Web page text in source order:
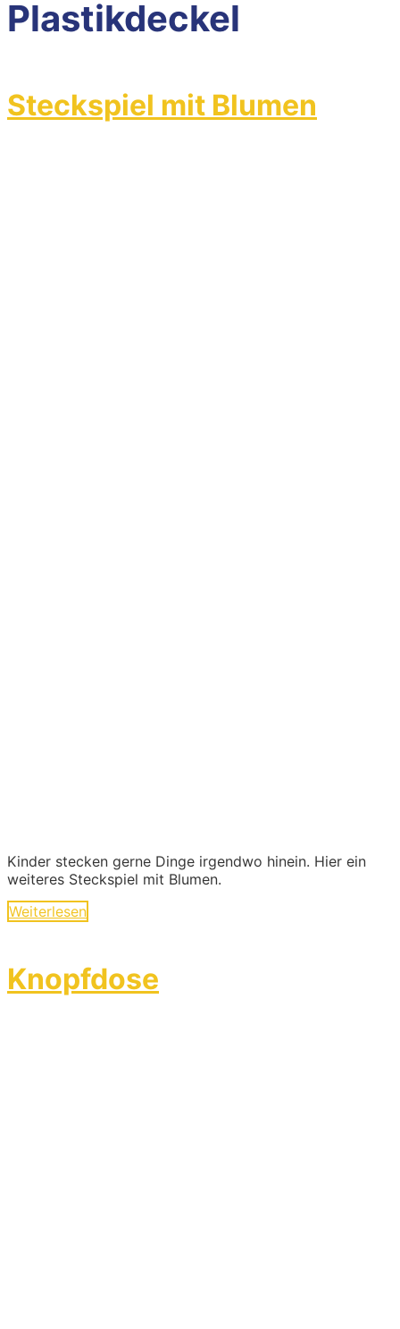
Plastikdeckel
Steckspiel mit Blumen
Kinder stecken gerne Dinge irgendwo hinein. Hier ein
weiteres Steckspiel mit Blumen.
Weiterlesen
Knopfdose